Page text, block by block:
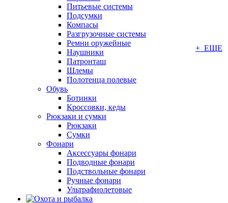
Питьевые системы
Подсумки
Компасы
Разгрузочные системы
Ремни оружейные
Наушники
Патронташ
Шлемы
Полотенца полевые
Обувь
Ботинки
Кроссовки, кеды
Рюкзаки и сумки
Рюкзаки
Сумки
Фонари
Аксессуары фонари
Подводные фонари
Подствольные фонари
Ручные фонари
Ультрафиолетовые
+ ЕЩЕ